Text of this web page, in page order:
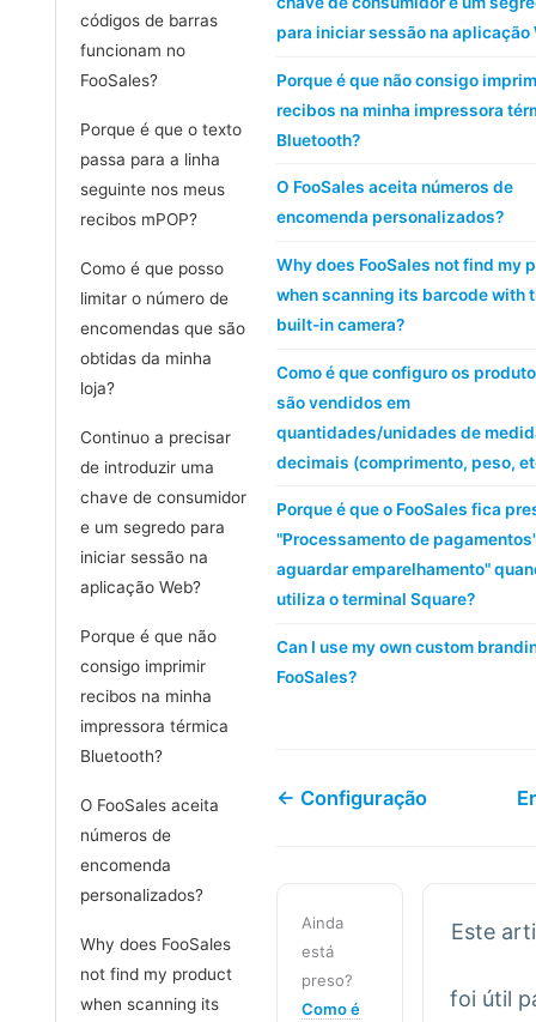
códigos de barras
funcionam no
FooSales?
Porque é que o texto
passa para a linha
seguinte nos meus
recibos mPOP?
Como é que posso
limitar o número de
encomendas que são
obtidas da minha
loja?
Continuo a precisar
de introduzir uma
chave de consumidor
e um segredo para
iniciar sessão na
aplicação Web?
Porque é que não
consigo imprimir
recibos na minha
impressora térmica
Bluetooth?
O FooSales aceita
números de
encomenda
personalizados?
Why does FooSales
not find my product
when scanning its
para iniciar sessão na aplicação
Porque é que não consigo
recibos na minha impressora
Bluetooth?
O FooSales aceita números de
encomenda personalizados?
Why does FooSales not find my
when scanning its barcode with
built-in camera?
Como é que configuro os
são vendidos em
quantidades/unidades de
decimais (comprimento, peso,
Porque é que o FooSales fica
"Processamento de
aguardar emparelhamento"
utiliza o terminal Square?
Can I use my own custom
FooSales?
← Configuração
Ainda
está
preso?
Como é
Este
foi útil